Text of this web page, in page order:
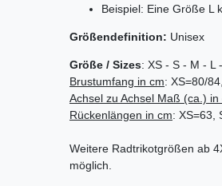
Beispiel: Eine Größe L
Größendefinition: Unisex
Größe / Sizes: XS - S - M - L
Brustumfang in cm: XS=80/
Achsel zu Achsel Maß (ca.) in
Rückenlängen in cm: XS=63,
Weitere Radtrikotgrößen ab
möglich.